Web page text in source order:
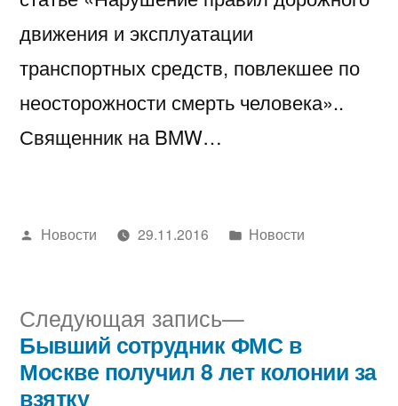
движения и эксплуатации
транспортных средств, повлекшее по
неосторожности смерть человека»..
Священник на BMW…
Написано
Новости 29.11.2016
Написано
Новости
Навигация
Следующая запись
Следующая
запись:
Бывший сотрудник ФМС в
Москве получил 8 лет колонии за
взятку